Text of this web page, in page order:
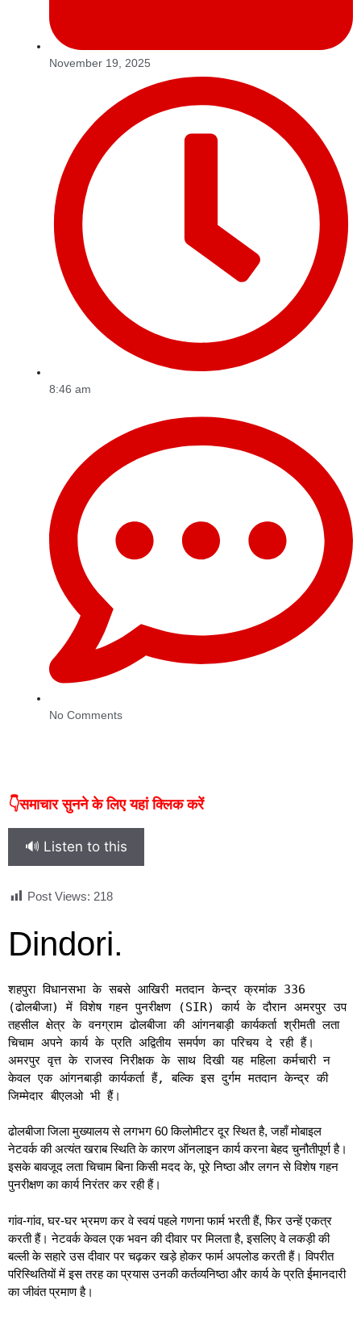
November 19, 2025
8:46 am
No Comments
👇समाचार सुनने के लिए यहां क्लिक करें
🔊 Listen to this
Post Views: 218
Dindori.
शहपुरा विधानसभा के सबसे आखिरी मतदान केन्द्र क्रमांक 336
(ढोलबीजा) में विशेष गहन पुनरीक्षण (SIR) कार्य के दौरान अमरपुर उप
तहसील क्षेत्र के वनग्राम ढोलबीजा की आंगनबाड़ी कार्यकर्ता श्रीमती लता
चिचाम अपने कार्य के प्रति अद्वितीय समर्पण का परिचय दे रही हैं।
अमरपुर वृत्त के राजस्व निरीक्षक के साथ दिखी यह महिला कर्मचारी न
केवल एक आंगनबाड़ी कार्यकर्ता हैं, बल्कि इस दुर्गम मतदान केन्द्र की
जिम्मेदार बीएलओ भी हैं।
ढोलबीजा जिला मुख्यालय से लगभग 60 किलोमीटर दूर स्थित है, जहाँ मोबाइल
नेटवर्क की अत्यंत खराब स्थिति के कारण ऑनलाइन कार्य करना बेहद चुनौतीपूर्ण है।
इसके बावजूद लता चिचाम बिना किसी मदद के, पूरे निष्ठा और लगन से विशेष गहन
पुनरीक्षण का कार्य निरंतर कर रही हैं।
गांव-गांव, घर-घर भ्रमण कर वे स्वयं पहले गणना फार्म भरती हैं, फिर उन्हें एकत्र
करती हैं। नेटवर्क केवल एक भवन की दीवार पर मिलता है, इसलिए वे लकड़ी की
बल्ली के सहारे उस दीवार पर चढ़कर खड़े होकर फार्म अपलोड करती हैं। विपरीत
परिस्थितियों में इस तरह का प्रयास उनकी कर्तव्यनिष्ठा और कार्य के प्रति ईमानदारी
का जीवंत प्रमाण है।